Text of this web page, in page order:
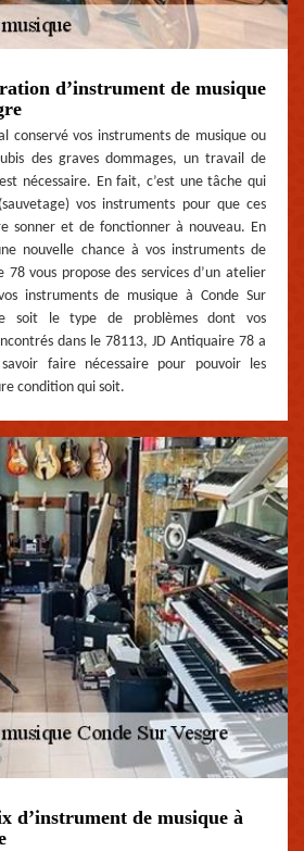
d’instrument de musique
conservé vos instruments de musique ou
des graves dommages, un travail de
nécessaire. En fait, c’est une tâche qui
vos instruments pour que ces
sonner et de fonctionner à nouveau. En
nouvelle chance à vos instruments de
78 vous propose des services d’un atelier
instruments de musique à Conde Sur
soit le type de problèmes dont vos
dans le 78113, JD Antiquaire 78 a
faire nécessaire pour pouvoir les
condition qui soit.
d’instrument de musique à